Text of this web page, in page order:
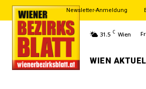
Newsletter-Anmeldung
31.5 C Wien
WIEN